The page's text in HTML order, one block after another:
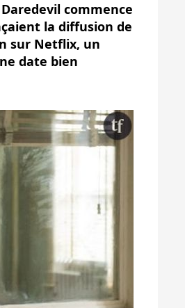
commence
la diffusion de
sur Netflix, un
date bien